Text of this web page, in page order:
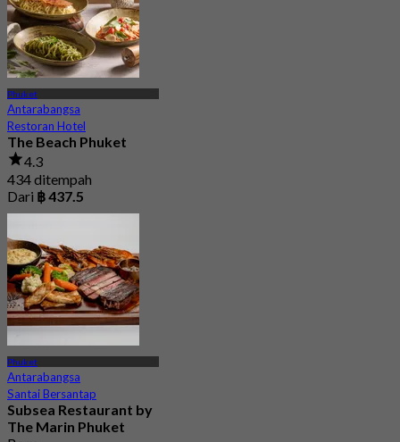
Phuket
Antarabangsa
Restoran Hotel
The Beach Phuket
4.3
434 ditempah
Dari ฿ 437.5
Phuket
Antarabangsa
Santai Bersantap
Subsea Restaurant by
The Marin Phuket